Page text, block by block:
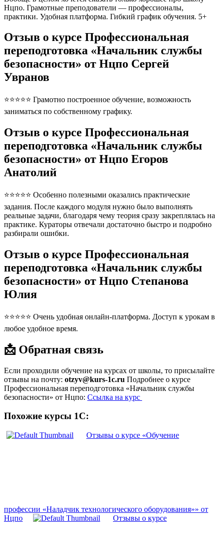
Нцпо. Грамотные преподователи — профессионалы,
практики. Удобная платформа. Гибкий график обучения. 5+
Отзыв о курсе Профессиональная
переподготовка «Начальник службы
безопасности» от Нцпо Сергей
Увранов
⭐⭐⭐⭐⭐ Грамотно построенное обучение, возможность
заниматься по собственному графику.
Отзыв о курсе Профессиональная
переподготовка «Начальник службы
безопасности» от Нцпо Егоров
Анатолий
⭐⭐⭐⭐⭐ Особенно полезными оказались практические
задания. После каждого модуля нужно было выполнять
реальные задачи, благодаря чему теория сразу закреплялась на
практике. Кураторы отвечали достаточно быстро и подробно
разбирали ошибки.
Отзыв о курсе Профессиональная
переподготовка «Начальник службы
безопасности» от Нцпо Степанова
Юлия
⭐⭐⭐⭐⭐ Очень удобная онлайн-платформа. Доступ к урокам в
любое удобное время.
📩 Обратная связь
Если проходили обучение на курсах от школы, то присылайте
отзывы на почту: otzyv@kurs-1c.ru Подробнее о курсе
Профессиональная переподготовка «Начальник службы
безопасности» от Нцпо: Ссылка на курс
Похожие курсы 1С:
Отзывы о курсе «Обучение
профессии «Наладчик технологического оборудования»» от
Нцпо
Отзывы о курсе